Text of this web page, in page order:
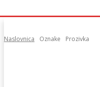
Naslovnica Oznake Prozivka